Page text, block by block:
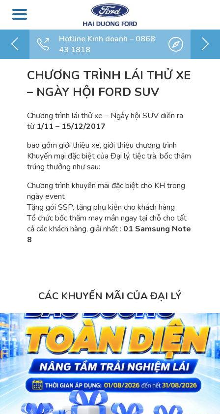
Hotline Kinh doanh – 0868
43 1818
CHƯƠNG TRÌNH LÁI THỬ XE
– NGÀY HỘI FORD SUV
Chương trình lái thử xe – Ngày hội SUV diễn ra
từ 1/11 – 15/12/2017
bao gồm giới thiệu xe, giới thiệu chương trình
Khuyến mại đặc biệt của Đại lý, tiệc trà, bốc thăm
trúng thưởng như sau:
Chương trình khuyến mãi đặc biệt cho KH trong
ngày event
Tặng gói SSP, tặng phụ kiện cho khách hàng
Tổ chức bốc thăm may mắn ngay tại chỗ cho tất
cả các khách hàng, giải nhất : 01 Samsung Note
8
CÁC KHUYẾN MÃI CỦA ĐẠI LÝ